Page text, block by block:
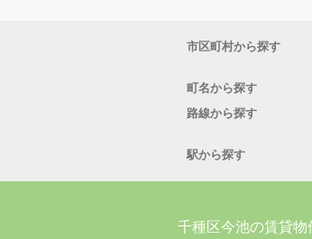
市区町村から探す
町名から探す
路線から探す
駅から探す
千種区今池の賃貸物